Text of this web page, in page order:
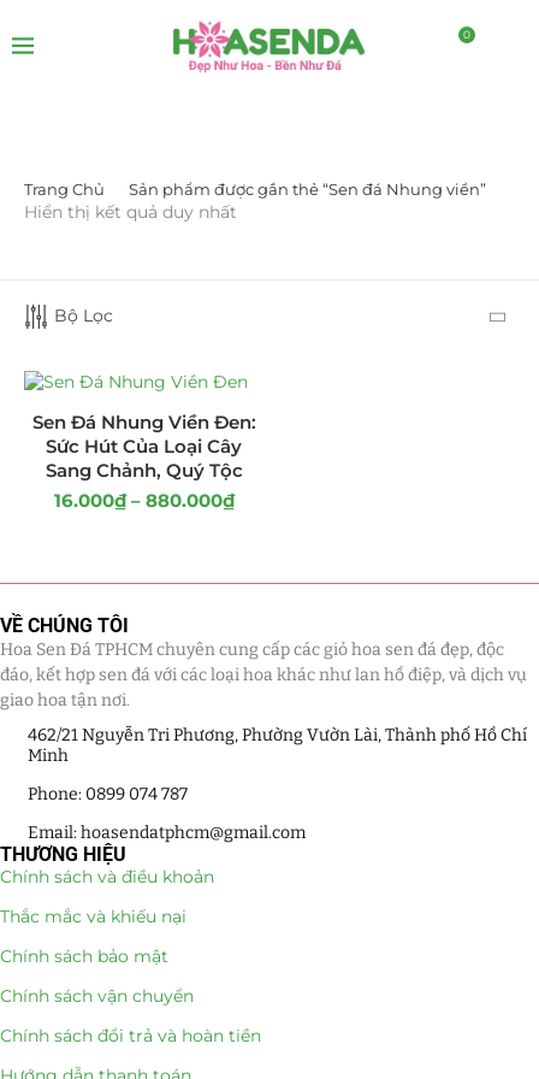
0
LỌC BỞI GIÁ
LỌC
DANH MỤC SẢN PHẨM
Cây Sen Đá Giá Sỉ
Chậu Sen Đá Mini (8)
Hồ Điệp và Hoa Sen đá (289)
Lan Hồ Điệp Truyền Thống
Lũa Hồ Điệp Sen Đá
Hoa Ngày Lễ 8/3
Hoa Tặng 14/2
Hoa Tặng 20/10
Trang Chủ Sản phẩm được gắn thẻ “Sen đá Nhung viền”
Hiển thị kết quả duy nhất
Bộ Lọc
Sen Đá Nhung Viền Đen:
Sức Hút Của Loại Cây
Sang Chảnh, Quý Tộc
16.000₫ – 880.000₫
VỀ CHÚNG TÔI
Hoa Sen Đá TPHCM chuyên cung cấp các giỏ hoa sen đá đẹp, độc
đáo, kết hợp sen đá với các loại hoa khác như lan hồ điệp, và dịch vụ
giao hoa tận nơi.
462/21 Nguyễn Tri Phương, Phường Vườn Lài, Thành phố Hồ Chí
Minh
Phone: 0899 074 787
Email: hoasendatphcm@gmail.com
THƯƠNG HIỆU
Chính sách và điều khoản
Thắc mắc và khiếu nại
Chính sách bảo mật
Chính sách vận chuyển
Chính sách đổi trả và hoàn tiền